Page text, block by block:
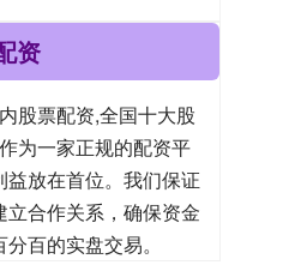
资
股票配资,全国十大股
为一家正规的配资平
放在首位。我们保证
合作关系，确保资金
百的实盘交易。